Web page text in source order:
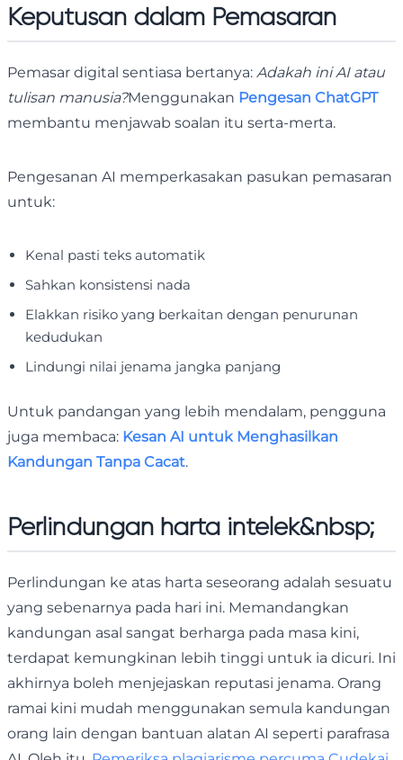
Keputusan dalam Pemasaran
Pemasar digital sentiasa bertanya: Adakah ini AI atau
tulisan manusia?Menggunakan Pengesan ChatGPT
membantu menjawab soalan itu serta-merta.
Pengesanan AI memperkasakan pasukan pemasaran
untuk:
Kenal pasti teks automatik
Sahkan konsistensi nada
Elakkan risiko yang berkaitan dengan penurunan
kedudukan
Lindungi nilai jenama jangka panjang
Untuk pandangan yang lebih mendalam, pengguna
juga membaca: Kesan AI untuk Menghasilkan
Kandungan Tanpa Cacat.
Perlindungan harta intelek&nbsp;
Perlindungan ke atas harta seseorang adalah sesuatu
yang sebenarnya pada hari ini. Memandangkan
kandungan asal sangat berharga pada masa kini,
terdapat kemungkinan lebih tinggi untuk ia dicuri. Ini
akhirnya boleh menjejaskan reputasi jenama. Orang
ramai kini mudah menggunakan semula kandungan
orang lain dengan bantuan alatan AI seperti parafrasa